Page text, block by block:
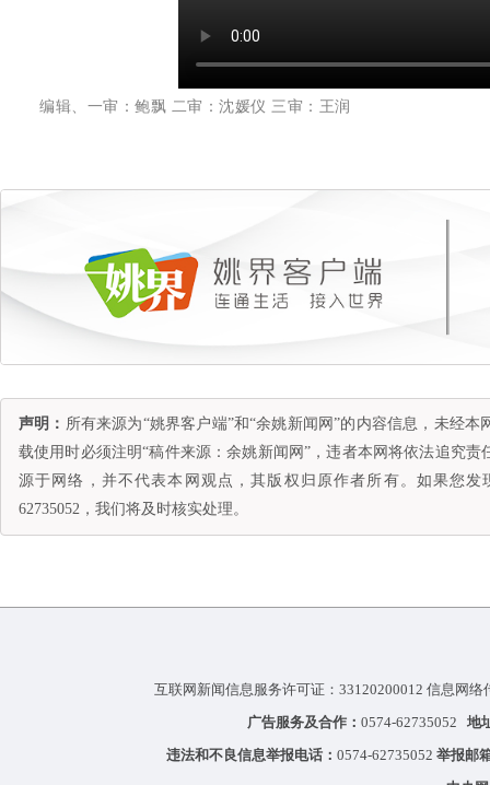
编辑、一审：鲍飘 二审：沈媛仪 三审：王润
声明： 所有来源为“姚界客户端”和“余姚新闻网”的内容信息，未经
载使用时必须注明“稿件来源：余姚新闻网”，违者本网将依法追究
源于网络，并不代表本网观点，其版权归原作者所有。如果您
62735052，我们将及时核实处理。
互联网新闻信息服务许可证：33120200012 信息网
广告服务及合作： 0574-62735052 地
违法和不良信息举报电话： 0574-62735052 举报邮